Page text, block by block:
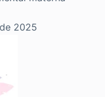
2025